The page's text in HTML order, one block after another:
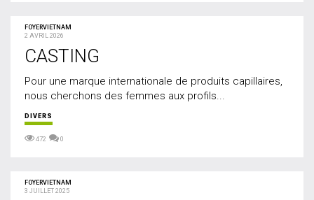
FOYERVIETNAM
2 AVRIL 2026
CASTING
⁠Pour une marque internationale de produits capillaires,
nous cherchons des femmes aux profils...
DIVERS
472 0
FOYERVIETNAM
3 JUILLET 2025